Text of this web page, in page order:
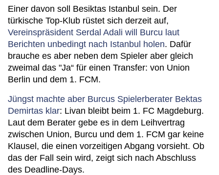
Einer davon soll Besiktas Istanbul sein. Der
türkische Top-Klub rüstet sich derzeit auf,
Vereinspräsident Serdal Adali will Burcu laut
Berichten unbedingt nach Istanbul holen. Dafür
brauche es aber neben dem Spieler aber gleich
zweimal das "Ja“ für einen Transfer: von Union
Berlin und dem 1. FCM.
Jüngst machte aber Burcus Spielerberater Bektas
Demirtas klar: Livan bleibt beim 1. FC Magdeburg.
Laut dem Berater gebe es in dem Leihvertrag
zwischen Union, Burcu und dem 1. FCM gar keine
Klausel, die einen vorzeitigen Abgang vorsieht. Ob
das der Fall sein wird, zeigt sich nach Abschluss
des Deadline-Days.